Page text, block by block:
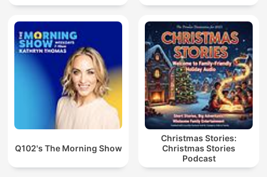
Q102's The Morning Show
Christmas Stories:
Christmas Stories
Podcast